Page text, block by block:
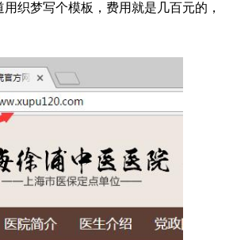
织梦写个模板，费用就是几百元的，